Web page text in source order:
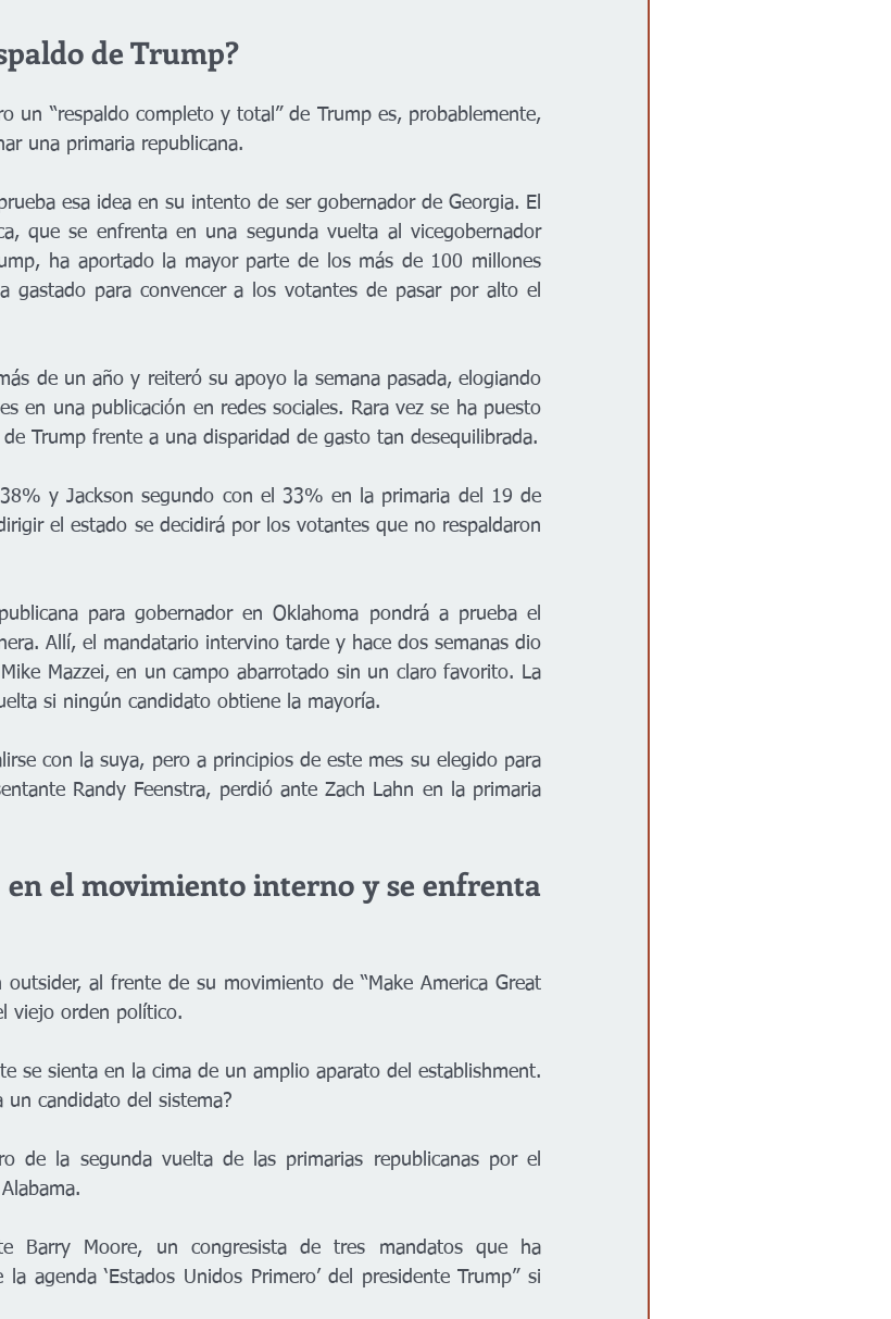
de Trump?
un “respaldo completo y total” de Trump es, probablemente,
una primaria republicana.
esa idea en su intento de ser gobernador de Georgia. El
que se enfrenta en una segunda vuelta al vicegobernador
ha aportado la mayor parte de los más de 100 millones
gastado para convencer a los votantes de pasar por alto el
de un año y reiteró su apoyo la semana pasada, elogiando
en una publicación en redes sociales. Rara vez se ha puesto
Trump frente a una disparidad de gasto tan desequilibrada.
y Jackson segundo con el 33% en la primaria del 19 de
el estado se decidirá por los votantes que no respaldaron
para gobernador en Oklahoma pondrá a prueba el
Allí, el mandatario intervino tarde y hace dos semanas dio
Mazzei, en un campo abarrotado sin un claro favorito. La
si ningún candidato obtiene la mayoría.
con la suya, pero a principios de este mes su elegido para
Randy Feenstra, perdió ante Zach Lahn en la primaria
el movimiento interno y se enfrenta
al frente de su movimiento de “Make America Great
viejo orden político.
se sienta en la cima de un amplio aparato del establishment.
un candidato del sistema?
de la segunda vuelta de las primarias republicanas por el
Barry Moore, un congresista de tres mandatos que ha
agenda ‘Estados Unidos Primero’ del presidente Trump” si